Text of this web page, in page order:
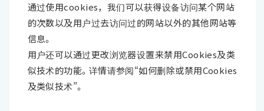
通过使用cookies，我们可以获得设备访问某个网站
的次数以及用户过去访问过的网站以外的其他网站等
信息。
用户还可以通过更改浏览器设置来禁用Cookies及类
似技术的功能。详情请参阅“如何删除或禁用Cookies
及类似技术”。